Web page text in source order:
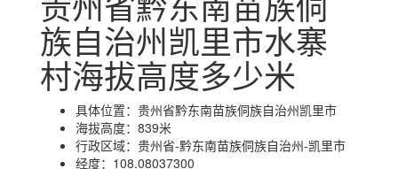
族自治州凯里市水寨
村海拔高度多少米
具体位置： 贵州省黔东南苗族侗族自治州凯里市
海拔高度： 839米
行政区域： 贵州省-黔东南苗族侗族自治州-凯里市
经度： 108.08037300